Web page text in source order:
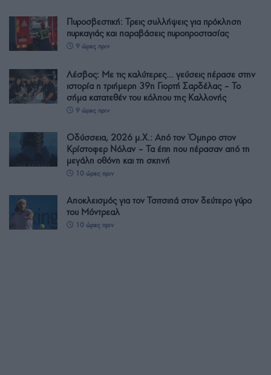
Πυροσβεστική: Τρεις συλλήψεις για πρόκληση
πυρκαγιάς και παραβάσεις πυροπροστασίας
9 ώρες πριν
Λέσβος: Με τις καλύτερες… γεύσεις πέρασε στην
ιστορία η τριήμερη 39η Γιορτή Σαρδέλας – Το
σήμα κατατεθέν του κόλπου της Καλλονής
9 ώρες πριν
Οδύσσεια, 2026 μ.Χ.: Από τον Όμηρο στον
Κρίστοφερ Νόλαν – Τα έπη που πέρασαν από τη
μεγάλη οθόνη και τη σκηνή
10 ώρες πριν
Αποκλεισμός για τον Τσιτσιπά στον δεύτερο γύρο
του Μόντρεαλ
10 ώρες πριν